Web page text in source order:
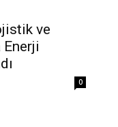
ve
Enerji
0